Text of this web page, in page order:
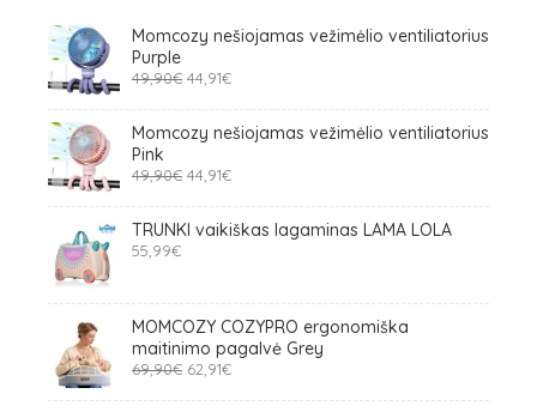
Momcozy nešiojamas vežimėlio ventiliatorius
Purple
49,90€ Original
49,90€.
44,91€Current
44,91€.
Momcozy nešiojamas vežimėlio ventiliatorius
Pink
49,90€ Original
49,90€.
44,91€Current
44,91€.
TRUNKI vaikiškas lagaminas LAMA LOLA
55,99€
MOMCOZY COZYPRO ergonomiška
maitinimo pagalvė Grey
69,90€ Original
62,91€Current